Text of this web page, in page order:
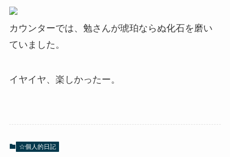
カウンターでは、勉さんが琥珀ならぬ化石を磨い
ていました。
イヤイヤ、楽しかったー。
☆個人的日記